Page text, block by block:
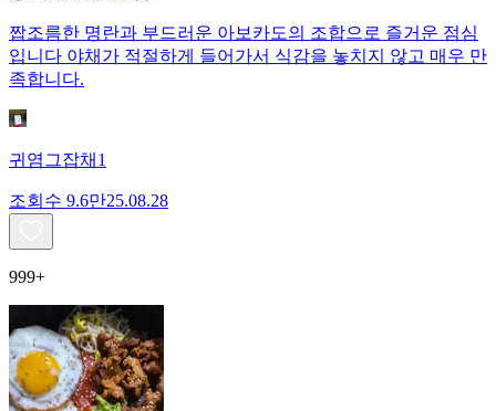
짭조름한 명란과 부드러운 아보카도의 조합으로 즐거운 점심
입니다 야채가 적절하게 들어가서 식감을 놓치지 않고 매우 만
족합니다.
귀염그잡채1
조회수 9.6만25.08.28
999+